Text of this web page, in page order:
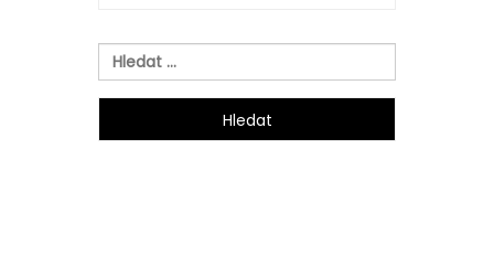
Vyhledávání